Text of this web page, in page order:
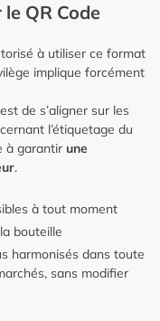
QR Code
à utiliser ce format
implique forcément
de s’aligner sur les
l’étiquetage du
à garantir une
.
à tout moment
bouteille
harmonisés dans toute
sans modifier